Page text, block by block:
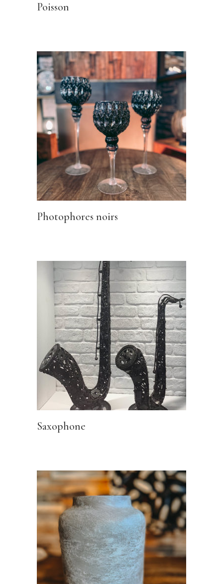
Poisson
Photophores noirs
Saxophone